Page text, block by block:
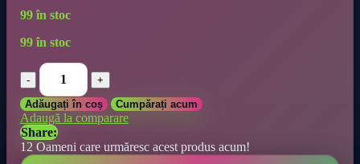
99 în stoc
99 în stoc
Mascara
I,
rezistent
la
apa,
volum
Adăugați în coș Cumpărați acum
Adaugă la comparare
Share:
12 Oameni care urmăresc acest produs acum!